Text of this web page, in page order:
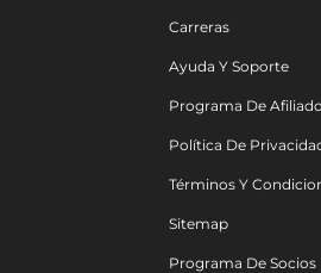
Carreras
Ayuda Y Soporte
Programa De Afiliado
Política De
Términos Y
Sitemap
Programa De Socios